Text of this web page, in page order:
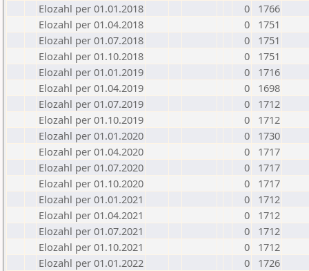
Elozahl per 01.01.2018
0
1766
Elozahl per 01.04.2018
0
1751
Elozahl per 01.07.2018
0
1751
Elozahl per 01.10.2018
0
1751
Elozahl per 01.01.2019
0
1716
Elozahl per 01.04.2019
0
1698
Elozahl per 01.07.2019
0
1712
Elozahl per 01.10.2019
0
1712
Elozahl per 01.01.2020
0
1730
Elozahl per 01.04.2020
0
1717
Elozahl per 01.07.2020
0
1717
Elozahl per 01.10.2020
0
1717
Elozahl per 01.01.2021
0
1712
Elozahl per 01.04.2021
0
1712
Elozahl per 01.07.2021
0
1712
Elozahl per 01.10.2021
0
1712
Elozahl per 01.01.2022
0
1726